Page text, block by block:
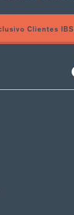
Clientes IBS